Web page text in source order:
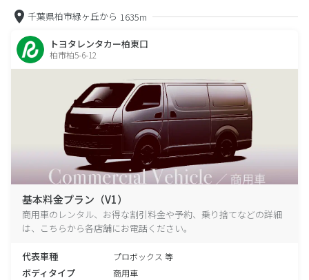
千葉県柏市緑ヶ丘から 1635m
トヨタレンタカー柏東口
柏市柏5-6-12
基本料金プラン（V1）
商用車のレンタル、お得な割引料金や予約、乗り捨てなどの詳細
は、こちらから各店舗にお電話ください。
代表車種 プロボックス 等
ボディタイプ 商用車